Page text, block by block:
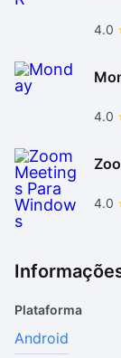
4.0
4.0
4.0
Plataforma
Android